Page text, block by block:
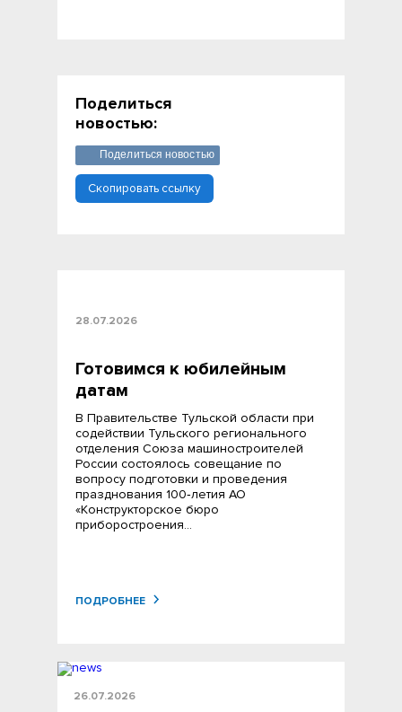
28.07.2026
Готовимся к юбилейным
датам
В Правительстве Тульской области при
содействии Тульского регионального
отделения Союза машиностроителей
России состоялось совещание по
вопросу подготовки и проведения
празднования 100‑летия АО
«Конструкторское бюро
приборостроения…
ПОДРОБНЕЕ
26.07.2026
Поделиться
новостью:
Поделиться новостью
Скопировать ссылку